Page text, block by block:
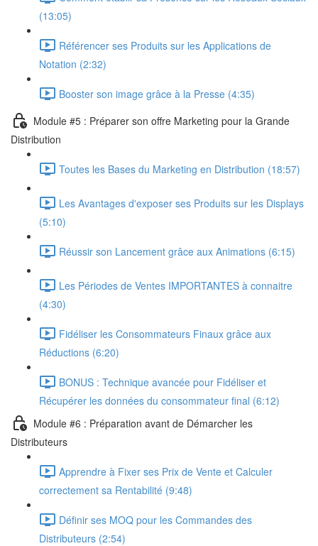
(13:05)
Référencer ses Produits sur les Applications de
Notation (2:32)
Booster son image grâce à la Presse (4:35)
Module #5 : Préparer son offre Marketing pour la Grande
Distribution
Toutes les Bases du Marketing en Distribution (18:57)
Les Avantages d'exposer ses Produits sur les Displays
(5:10)
Réussir son Lancement grâce aux Animations (6:15)
Les Périodes de Ventes IMPORTANTES à connaitre
(4:30)
Fidéliser les Consommateurs Finaux grâce aux
Réductions (6:20)
BONUS : Technique avancée pour Fidéliser et
Récupérer les données du consommateur final (6:12)
Module #6 : Préparation avant de Démarcher les
Distributeurs
Apprendre à Fixer ses Prix de Vente et Calculer
correctement sa Rentabilité (9:48)
Définir ses MOQ pour les Commandes des
Distributeurs (2:54)